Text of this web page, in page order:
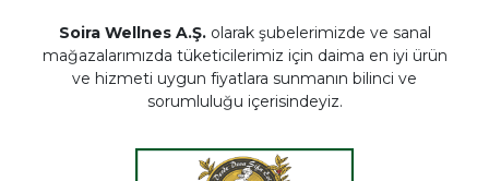
Soira Wellnes A.Ş.olarak şubelerimizde ve sanal
mağazalarımızda tüketicilerimiz için daima en iyi ürün
ve hizmeti uygun fiyatlara sunmanın bilinci ve
sorumluluğu içerisindeyiz.